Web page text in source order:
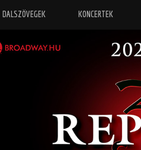
Őrizz
DALSZÖVEGEK KONCERTEK